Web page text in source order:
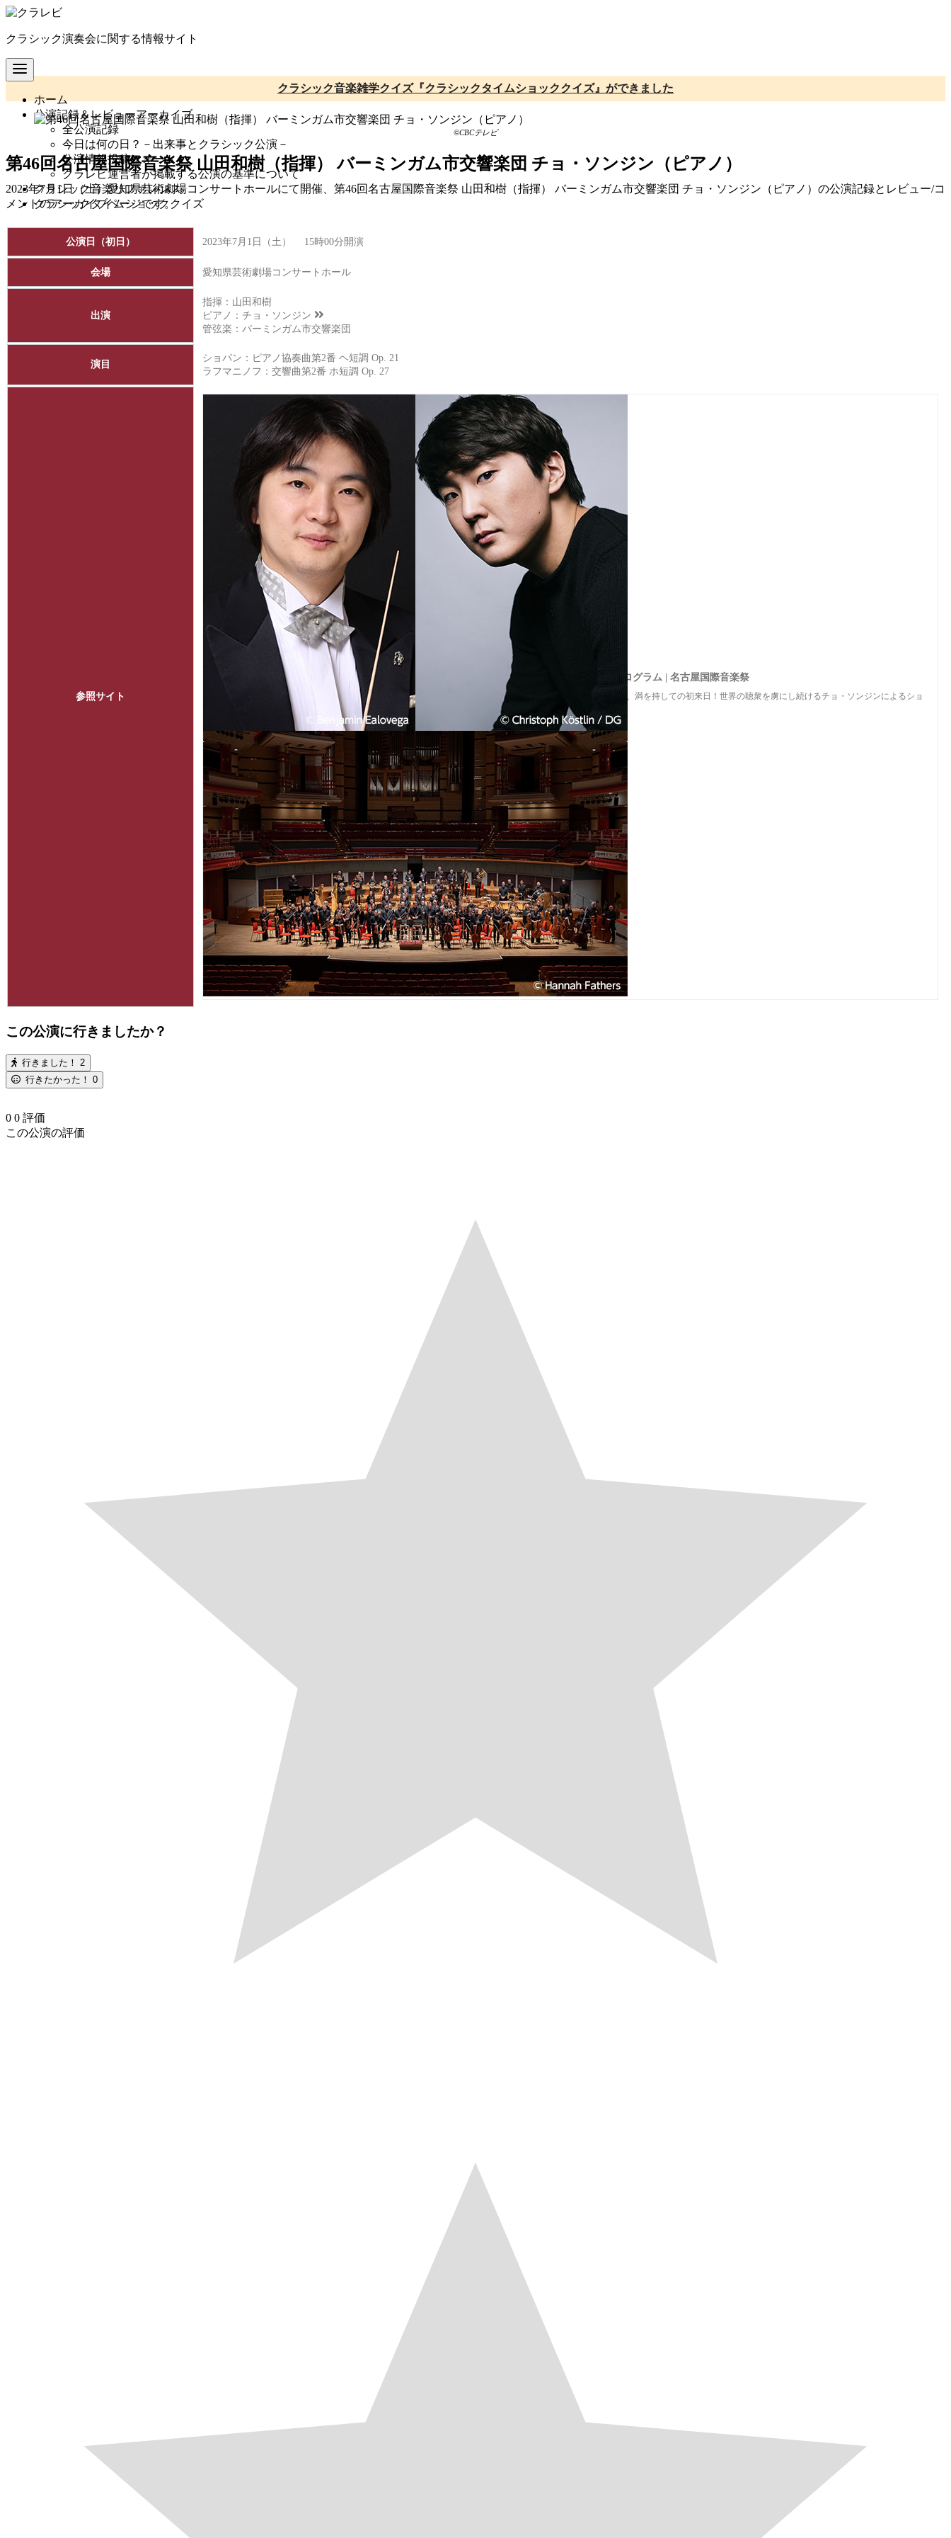
コ
テ
ン
ツ
移
クラシック演奏会に関する情報サイト
ホーム
公演記録＆レビューアーカイブ
全公演記録
今日は何の日？－出来事とクラシック公演－
公演情報投稿フォーム
クラレビ運営者が掲載する公演の基準について
クラシック音楽リファレンス
クラシックタイムショッククイズ
クラシック音楽雑学クイズ『クラシックタイムショッククイズ』ができました
©CBCテレビ
第46回名古屋国際音楽祭 山田和樹（指揮） バーミンガム市交響楽団 チョ・ソンジン（ピアノ）
2023年7月1日（土）愛知県芸術劇場コンサートホールにて開催、第46回名古屋国際音楽祭 山田和樹（指揮） バーミンガム市交響楽団 チョ・ソンジン（ピアノ）の公演記録とレビュー/コ
メントのアーカイブページです。
公演日（初日） 2023年7月1日（土） 15時00分開演
会場 愛知県芸術劇場コンサートホール
出演
指揮：山田和樹
ピアノ： チョ・ソンジン
管弦楽：バーミンガム市交響楽団
演目
ショパン：ピアノ協奏曲第2番 ヘ短調 Op. 21
ラフマニノフ：交響曲第2番 ホ短調 Op. 27
参照サイト
山田和樹 指揮 バーミンガム市交響楽団 | 2023年のプログラム | 名古屋国際音楽祭
2023/7/1(土)開催。2023年4月、山田和樹が首席指揮者に就任後、満を持しての初来日！世界の聴衆を虜にし続けるチョ・ソンジンによるショ
パンの2番も聴き逃…
hicbc.com
この公演に行きましたか？
行きました！ 2
行きたかった！ 0
0 0 評価
この公演の評価